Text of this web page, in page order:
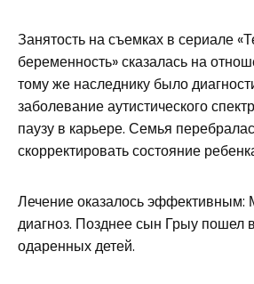
Занятость на съемках в сериале
беременность» сказалась на
тому же наследнику было
заболевание аутистического
паузу в карьере. Семья
скорректировать состояние
Лечение оказалось эффективным:
диагноз. Позднее сын Грыу пошел
одаренных детей.